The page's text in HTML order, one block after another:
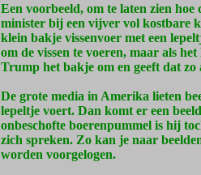
Een voorbeeld, om te laten zien
minister bij een vijver vol kostbare
klein bakje vissenvoer met een
om de vissen te voeren, maar als
Trump het bakje om en geeft dat zo
De grote media in Amerika lieten
lepeltje voert. Dan komt er een
onbeschofte boerenpummel is hij
zich spreken. Zo kan je naar
worden voorgelogen.